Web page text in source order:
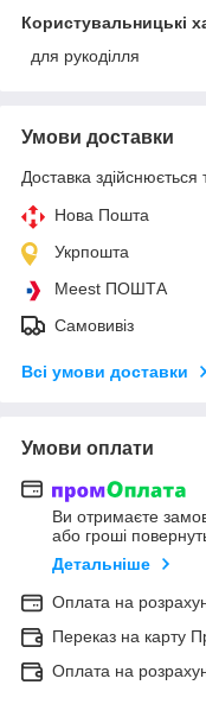
Користувальницькі
для рукоділля
Умови доставки
Доставка здійснюється
Нова Пошта
Укрпошта
Meest ПОШТА
Самовивіз
Всі умови доставки
Умови оплати
Ви отримаєте
або гроші
Детальніше
Оплата на
Переказ на карту
Оплата на